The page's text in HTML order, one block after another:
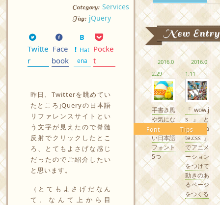
Category: Services
Tag: jQuery
Twitte
r
Face
book
Hat
ena
Pocke
t
昨日、Twitterを眺めてい
たところjQueryの日本語
リファレンスサイトとい
う文字が見えたので脊髄
反射でクリックしたとこ
ろ、とてもよさげな感じ
だったのでご紹介したい
と思います。
（とてもよさげだなん
て、なんて上から目
New Entry
2016.0
2.29
Font
手書き風
や気にな
るかわい
い日本語
フォント
5つ
2016.0
1.11
Tips
『wow.j
s』と
『Anima
te.css』
でアニメ
ーション
をつけて
動きのあ
るページ
をつくる